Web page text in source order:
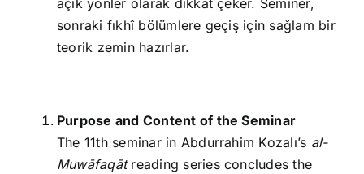
açık yönler olarak dikkat çeker. Seminer,
sonraki fıkhî bölümlere geçiş için sağlam bir
teorik zemin hazırlar.
Purpose and Content of the Seminar
The 11th seminar in Abdurrahim Kozalı’s al-
Muwāfaqātreading series concludes the